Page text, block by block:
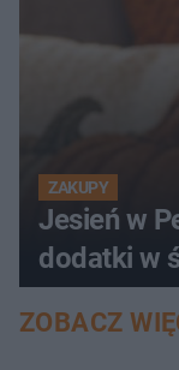
ZAKUPY
Jesień w
dodatki w
ZOBACZ